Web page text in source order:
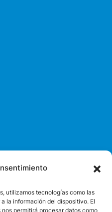
utilizamos tecnologías como las
la información del dispositivo. El
permitirá procesar datos como